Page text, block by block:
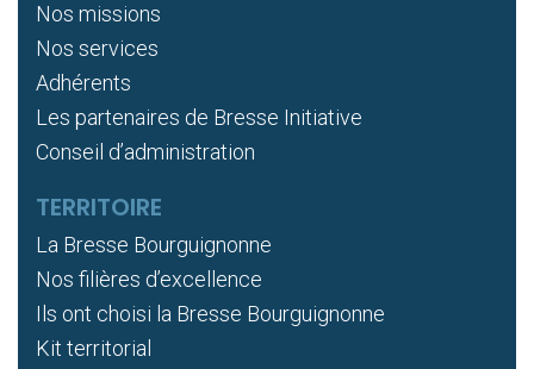
Nos missions
Nos services
Adhérents
Les partenaires de Bresse Initiative
Conseil d’administration
TERRITOIRE
La Bresse Bourguignonne
Nos filières d’excellence
Ils ont choisi la Bresse Bourguignonne
Kit territorial